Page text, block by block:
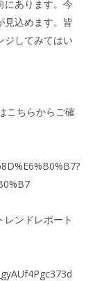
にあります。今
見込めます。皆
ジしてみてはい
こちらからご確
ンドレポート